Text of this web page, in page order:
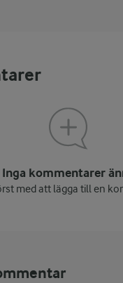
Inga kommentarer
med att lägga till en